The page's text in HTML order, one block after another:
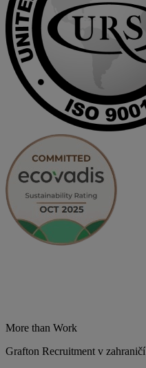
More than Work
Grafton Recruitment v zahraničí